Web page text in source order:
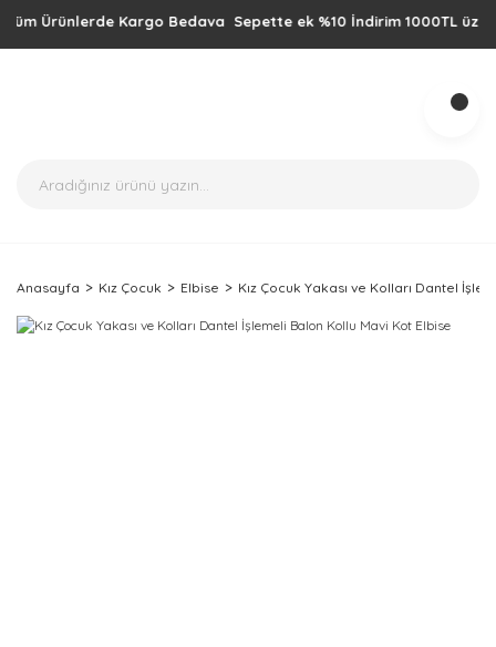
Ürünlerde Kargo Bedava Sepette ek %10 İndirim 1000TL üzeri
Anasayfa Kız Çocuk Elbise Kız Çocuk Yakası ve Kolları Dantel